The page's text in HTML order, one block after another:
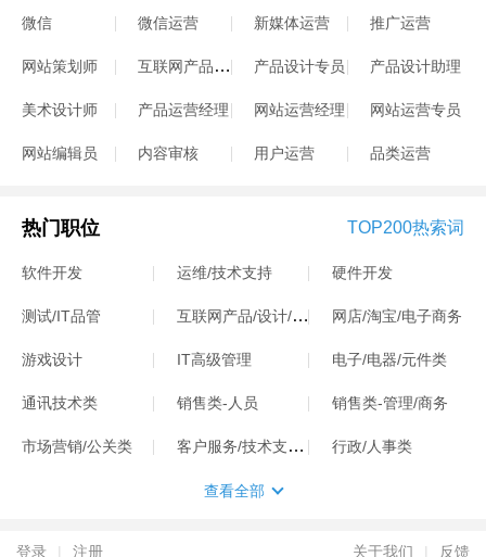
微信 微信运营 新媒体运营 推广运营
网站策划师 互联网产品专员 产品设计专员 产品设计助理
美术设计师 产品运营经理 网站运营经理 网站运营专员
网站编辑员 内容审核 用户运营 品类运营
热门职位 TOP200热索词
软件开发 运维/技术支持 硬件开发
测试/IT品管 互联网产品/设计/运营 网店/淘宝/电子商务
游戏设计 IT高级管理 电子/电器/元件类
通讯技术类 销售类-人员 销售类-管理/商务
市场营销/公关类 客户服务/技术支持类 行政/人事类
查看全部
登录 | 注册 关于我们 | 反馈